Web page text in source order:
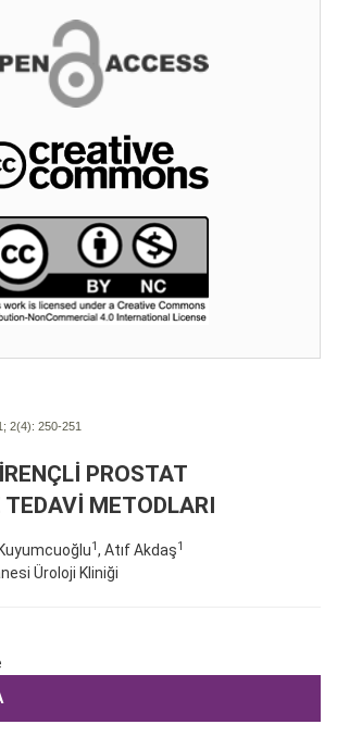
2(4): 250-251
PROSTAT
TEDAVİ METODLARI
1, Atıf Akdaş1
Üroloji Kliniği